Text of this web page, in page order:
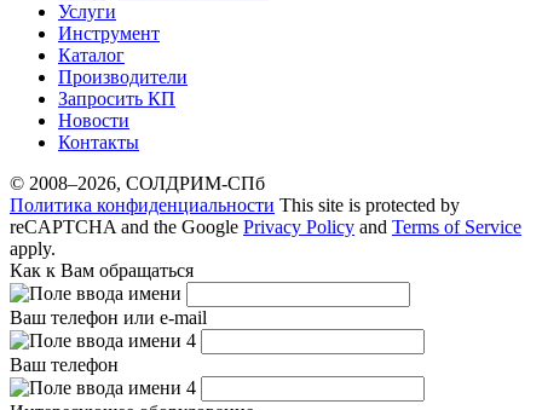
Услуги
Инструмент
Каталог
Производители
Запросить КП
Новости
Контакты
© 2008–2026, СОЛДРИМ-СПб
Политика конфиденциальности This site is protected by
reCAPTCHA and the Google Privacy Policy and Terms of Service
apply.
Как к Вам обращаться
Ваш телефон или e-mail
Ваш телефон